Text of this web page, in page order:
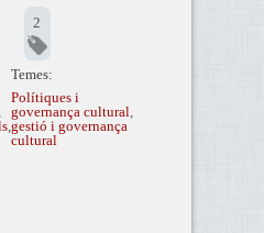
,
2
Temes:
Polítiques i
governança cultural,
gestió i governança
cultural